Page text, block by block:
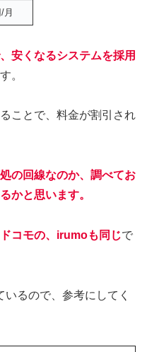
月
安くなるシステムを採用
。
ことで、料金が割引され
の回線なのか、調べてお
かと思います。
ドコモの、irumoも同じで
るので、参考にしてく